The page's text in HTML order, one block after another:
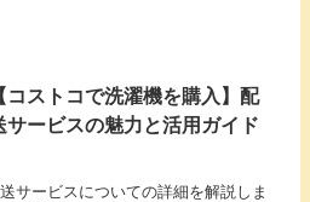
コストコで洗濯機を購入】配
サービスの魅力と活用ガイド
サービスについての詳細を解説しま